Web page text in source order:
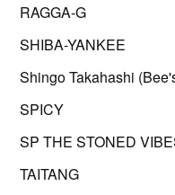
RAGGA-G
SHIBA-YANKEE
Shingo Takahashi
SPICY
SP THE STONED
TAITANG